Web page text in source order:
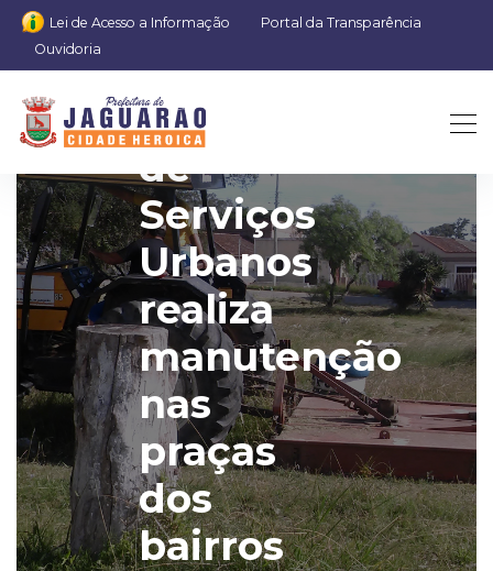
Lei de Acesso a Informação
Portal da Transparência
Ouvidoria
Secretaria
de
Serviços
Urbanos
realiza
manutenção
nas
praças
dos
bairros